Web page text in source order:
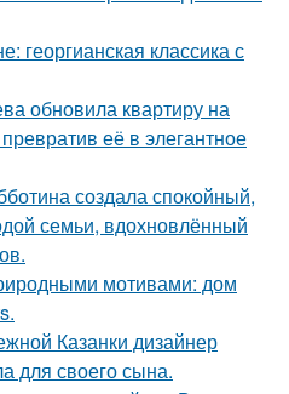
георгианская классика с
обновила квартиру на
её в элегантное
создала спокойный,
семьи, вдохновлённый
мотивами: дом
Казанки дизайнер
для своего сына.